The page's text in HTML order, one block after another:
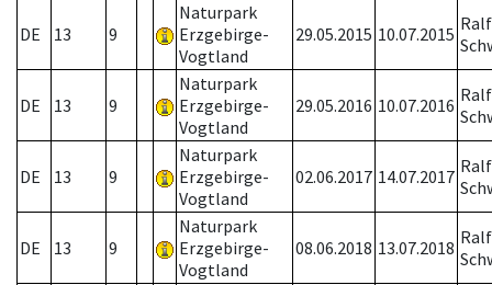
DE 13 9
Naturpark
Erzgebirge-
Vogtland
29.05.2015 10.07.2015 Ralf
DE 13 9
Naturpark
Erzgebirge-
Vogtland
29.05.2016 10.07.2016 Ralf
DE 13 9
Naturpark
Erzgebirge-
Vogtland
02.06.2017 14.07.2017 Ralf
DE 13 9
Naturpark
Erzgebirge-
Vogtland
08.06.2018 13.07.2018 Ralf